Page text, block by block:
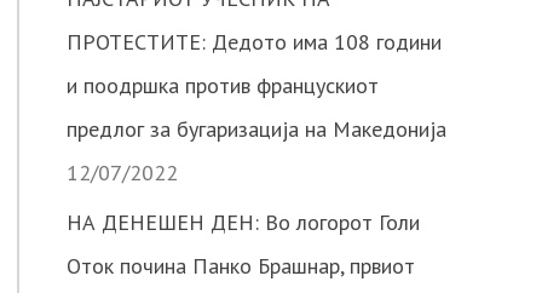
ПРОТЕСТИТЕ: Дедото има 108 години
и поодршка против францускиот
предлог за бугаризација на Македонија
12/07/2022
НА ДЕНЕШЕН ДЕН: Во логорот Голи
Оток почина Панко Брашнар, првиот